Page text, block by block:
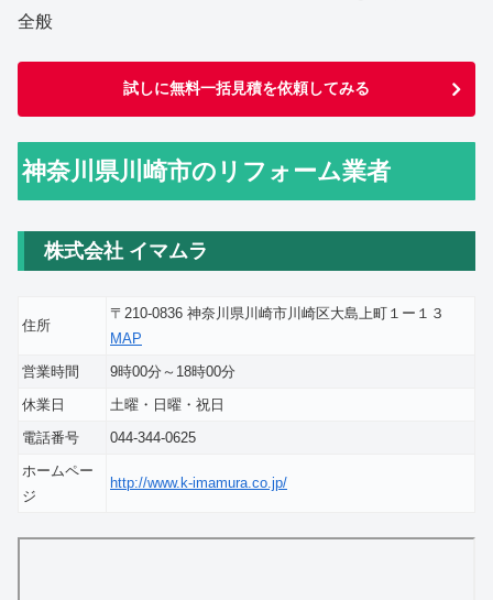
全般
試しに無料一括見積を依頼してみる
神奈川県川崎市のリフォーム業者
株式会社 イマムラ
住所
〒210-0836 神奈川県川崎市川崎区大島上町１ー１３
MAP
営業時間
9時00分～18時00分
休業日
土曜・日曜・祝日
電話番号
044-344-0625
ホームペー
ジ
http://www.k-imamura.co.jp/